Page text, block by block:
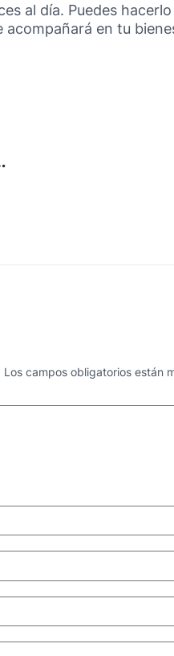
al día. Puedes
en tu
Los campos obligatorios están